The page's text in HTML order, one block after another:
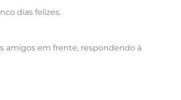
dias felizes.
amigos em frente, respondendo à